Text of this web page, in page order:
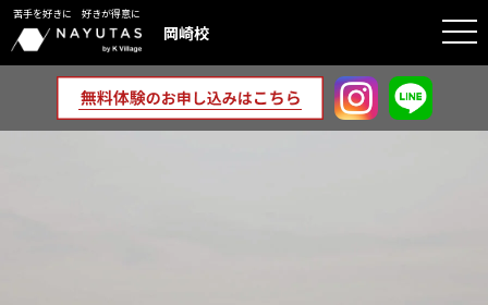
苦手を好きに 好きが得意に
岡崎校